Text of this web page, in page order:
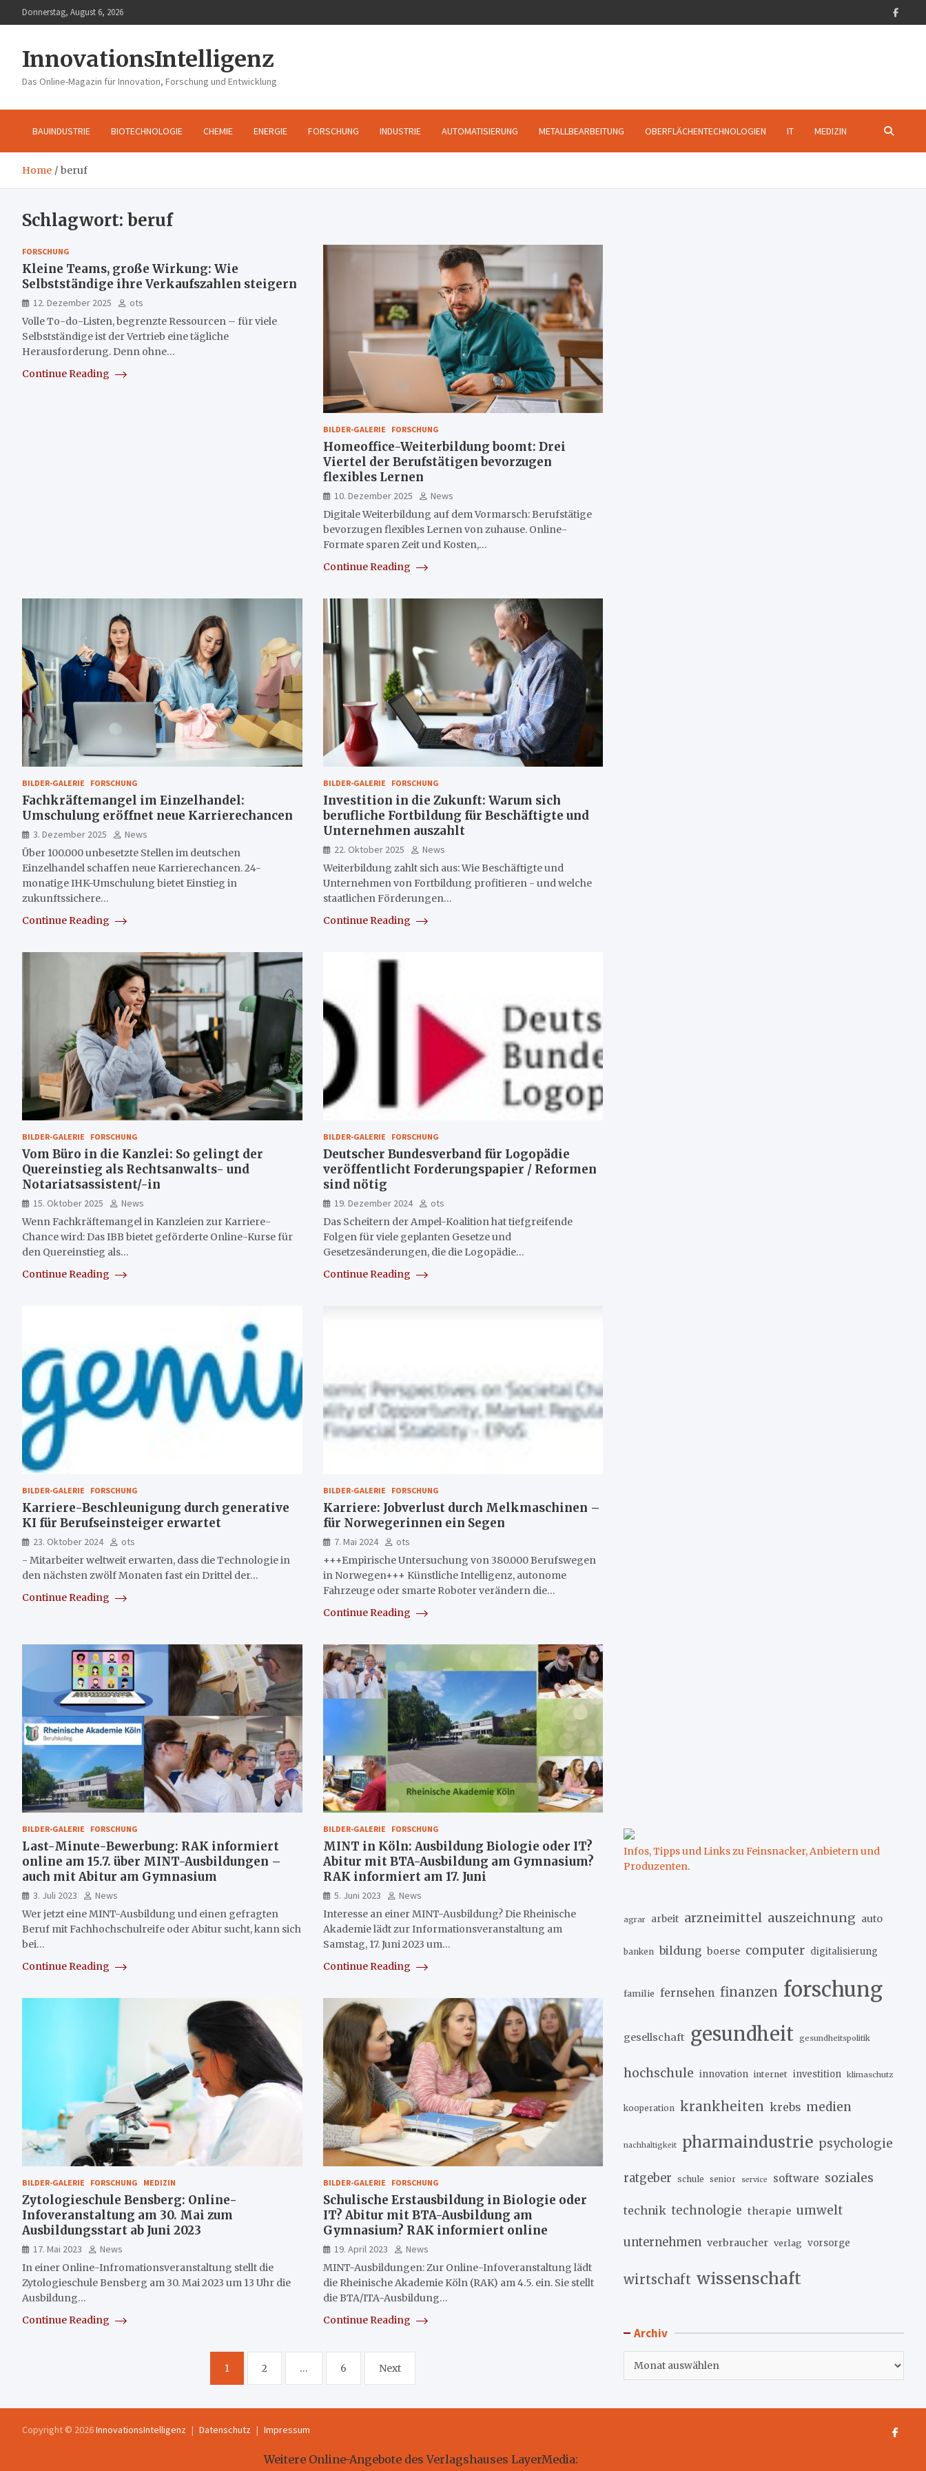
to
Donnerstag, August 6, 2026
InnovationsIntelligenz
Das Online-Magazin für Innovation, Forschung und Entwicklung
BAUINDUSTRIE BIOTECHNOLOGIE CHEMIE ENERGIE FORSCHUNG INDUSTRIE AUTOMATISIERUNG METALLBEARBEITUNG OBERFLÄCHENTECHNOLOGIEN IT MEDIZIN
Home beruf
Schlagwort: beruf
FORSCHUNG
Kleine Teams, große Wirkung: Wie
Selbstständige ihre Verkaufszahlen steigern
12. Dezember 2025
ots
Volle To-do-Listen, begrenzte Ressourcen – für viele
Selbstständige ist der Vertrieb eine tägliche
Herausforderung. Denn ohne…
Continue Reading
BILDER-GALERIE FORSCHUNG
Homeoffice-Weiterbildung boomt: Drei
Viertel der Berufstätigen bevorzugen
flexibles Lernen
10. Dezember 2025
News
Digitale Weiterbildung auf dem Vormarsch: Berufstätige
bevorzugen flexibles Lernen von zuhause. Online-
Formate sparen Zeit und Kosten,…
Continue Reading
BILDER-GALERIE FORSCHUNG
Fachkräftemangel im Einzelhandel:
Umschulung eröffnet neue Karrierechancen
3. Dezember 2025
News
Über 100.000 unbesetzte Stellen im deutschen
Einzelhandel schaffen neue Karrierechancen. 24-
monatige IHK-Umschulung bietet Einstieg in
zukunftssichere…
Continue Reading
BILDER-GALERIE FORSCHUNG
Investition in die Zukunft: Warum sich
berufliche Fortbildung für Beschäftigte und
Unternehmen auszahlt
22. Oktober 2025
News
Weiterbildung zahlt sich aus: Wie Beschäftigte und
Unternehmen von Fortbildung profitieren - und welche
staatlichen Förderungen…
Continue Reading
BILDER-GALERIE FORSCHUNG
Vom Büro in die Kanzlei: So gelingt der
Quereinstieg als Rechtsanwalts- und
Notariatsassistent/-in
15. Oktober 2025
News
Wenn Fachkräftemangel in Kanzleien zur Karriere-
Chance wird: Das IBB bietet geförderte Online-Kurse für
den Quereinstieg als…
Continue Reading
BILDER-GALERIE FORSCHUNG
Deutscher Bundesverband für Logopädie
veröffentlicht Forderungspapier / Reformen
sind nötig
19. Dezember 2024
ots
Das Scheitern der Ampel-Koalition hat tiefgreifende
Folgen für viele geplanten Gesetze und
Gesetzesänderungen, die die Logopädie…
Continue Reading
BILDER-GALERIE FORSCHUNG
Karriere-Beschleunigung durch generative
KI für Berufseinsteiger erwartet
23. Oktober 2024
ots
- Mitarbeiter weltweit erwarten, dass die Technologie in
den nächsten zwölf Monaten fast ein Drittel der…
Continue Reading
BILDER-GALERIE FORSCHUNG
Karriere: Jobverlust durch Melkmaschinen –
für Norwegerinnen ein Segen
7. Mai 2024
ots
+++Empirische Untersuchung von 380.000 Berufswegen
in Norwegen+++ Künstliche Intelligenz, autonome
Fahrzeuge oder smarte Roboter verändern die…
Continue Reading
BILDER-GALERIE FORSCHUNG
Last-Minute-Bewerbung: RAK informiert
online am 15.7. über MINT-Ausbildungen –
auch mit Abitur am Gymnasium
3. Juli 2023
News
Wer jetzt eine MINT-Ausbildung und einen gefragten
Beruf mit Fachhochschulreife oder Abitur sucht, kann sich
bei…
Continue Reading
BILDER-GALERIE FORSCHUNG
MINT in Köln: Ausbildung Biologie oder IT?
Abitur mit BTA-Ausbildung am Gymnasium?
RAK informiert am 17. Juni
5. Juni 2023
News
Interesse an einer MINT-Ausbildung? Die Rheinische
Akademie lädt zur Informationsveranstaltung am
Samstag, 17. Juni 2023 um…
Continue Reading
BILDER-GALERIE FORSCHUNG MEDIZIN
Zytologieschule Bensberg: Online-
Infoveranstaltung am 30. Mai zum
Ausbildungsstart ab Juni 2023
17. Mai 2023
News
In einer Online-Infromationsveranstaltung stellt die
Zytologieschule Bensberg am 30. Mai 2023 um 13 Uhr die
Ausbildung…
Continue Reading
BILDER-GALERIE FORSCHUNG
Schulische Erstausbildung in Biologie oder
IT? Abitur mit BTA-Ausbildung am
Gymnasium? RAK informiert online
19. April 2023
News
MINT-Ausbildungen: Zur Online-Infoveranstaltung lädt
die Rheinische Akademie Köln (RAK) am 4.5. ein. Sie stellt
die BTA/ITA-Ausbildung…
Continue Reading
Seitennummerierung
Beiträge
1 2 … 6 Next
Infos, Tipps und Links zu Feinsnacker, Anbietern und
Produzenten.
agrar arbeit arzneimittel auszeichnung auto
banken bildung boerse computer digitalisierung
familie fernsehen finanzen forschung
gesellschaft gesundheit gesundheitspolitik
hochschule innovation internet investition klimaschutz
kooperation krankheiten krebs medien
nachhaltigkeit pharmaindustrie psychologie
ratgeber schule senior service software soziales
technik technologie therapie umwelt
unternehmen verbraucher verlag vorsorge
wirtschaft wissenschaft
Archiv
Copyright © 2026InnovationsIntelligenz Datenschutz Impressum
Weitere Online-Angebote des Verlagshauses LayerMedia: